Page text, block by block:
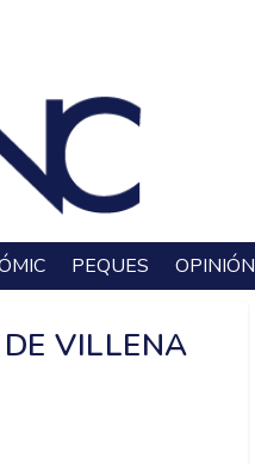
PEQUES OPINIÓN
VILLENA